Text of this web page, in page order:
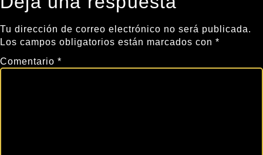
Tu dirección de correo electrónico no será publicada.
Los campos obligatorios están marcados con *
Comentario *